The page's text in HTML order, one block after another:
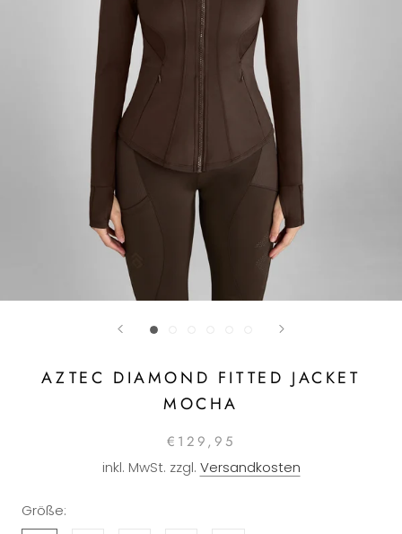
AZTEC DIAMOND FITTED JACKET
MOCHA
€129,95
inkl. MwSt. zzgl. Versandkosten
Größe: